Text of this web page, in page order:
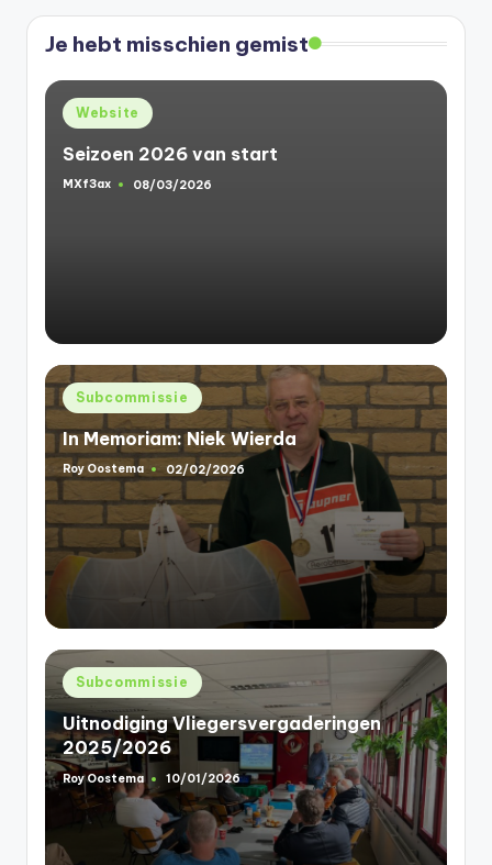
Je hebt misschien gemist
Geplaatst
in
Website
Seizoen 2026 van start
Geplaatst
MXf3ax 08/03/2026
Geplaatst
in
Subcommissie
In Memoriam: Niek Wierda
Geplaatst
Roy Oostema 02/02/2026
Geplaatst
in
Subcommissie
Uitnodiging Vliegersvergaderingen
2025/2026
Geplaatst
door
Roy Oostema 10/01/2026